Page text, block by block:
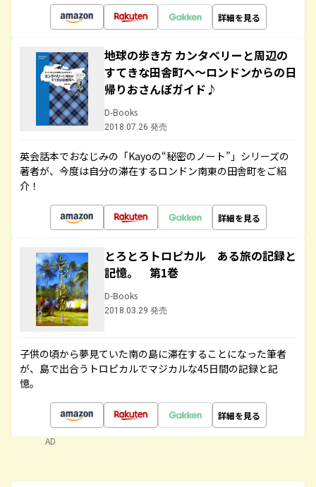
詳細を見る
地球の歩き方 カンタベリーと周辺の
すてきな田舎町へ～ロンドンからの日
帰りおさんぽガイド♪
D-Books
2018.07.26 発売
英会話本でおなじみの「Kayoの“秘密のノート”」シリーズの
著者が、今度は自分の滞在するロンドン南東の田舎町をご紹
介！
詳細を見る
とろとろトロピカル ある旅の記録と
記憶。 第1巻
D-Books
2018.03.29 発売
子供の頃から夢見ていた南の島に滞在することになった筆者
が、島で出合うトロピカルでマジカルな45日間の記録と記
憶。
詳細を見る
AD